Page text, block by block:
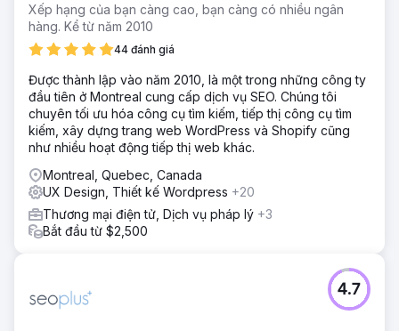
Xếp hạng của bạn càng cao, bạn càng có nhiều ngân
hàng. Kể từ năm 2010
44 đánh giá
Được thành lập vào năm 2010, là một trong những công ty
đầu tiên ở Montreal cung cấp dịch vụ SEO. Chúng tôi
chuyên tối ưu hóa công cụ tìm kiếm, tiếp thị công cụ tìm
kiếm, xây dựng trang web WordPress và Shopify cũng
như nhiều hoạt động tiếp thị web khác.
Montreal, Quebec, Canada
UX Design, Thiết kế Wordpress +20
Thương mại điện tử, Dịch vụ pháp lý +3
Bắt đầu từ $2,500
4.7